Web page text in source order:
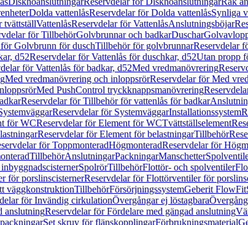
Dolda vattenlåsReservdelar för Dolda vattenlåsSynliga
tvättställVattenlåsReservdelar för VattenlåsAnslutningsböjar
för TillbehörGolvbrunnar och badkarDuschar
Golvbrunn för duschTillbehör för golvbrunnarReservdelar
d52Reservdelar för Vattenlås för duschkar, d52Utan propp
för Vattenlås för badkar, d52Med vredmanövrering
Med vredmanövrering och inloppsrörReservdelar för Med
Med PushControl tryckknappsmanövrering
Reservdelar för Tillbehör för vattenlås för badkar
Reservdelar för SystemväggarInstallationssystem
för WCReservdelar för Element för WCTvättställselement
Reservdelar för Element för belastningarTillbehör
för ToppmonteradHögmonteradReservdelar för
TillbehörAnslutningarPackningarManschetter
SpolrörTillbehörFlottör- och spolventiler
för porslinscisternerReservdelar för Flottörventiler för
väggkonstruktionTillbehörFörsörjningssystemGeberit FlowFit
för Invändig cirkulationÖvergångar ej löstagbara
anslutningReservdelar för Fördelare med gängad anslutning
Set skruv för flänskopplingarFörbrukningsmaterial